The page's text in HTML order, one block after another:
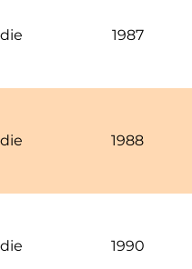
1987
1988
1990